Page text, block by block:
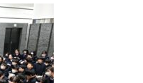
いて
について